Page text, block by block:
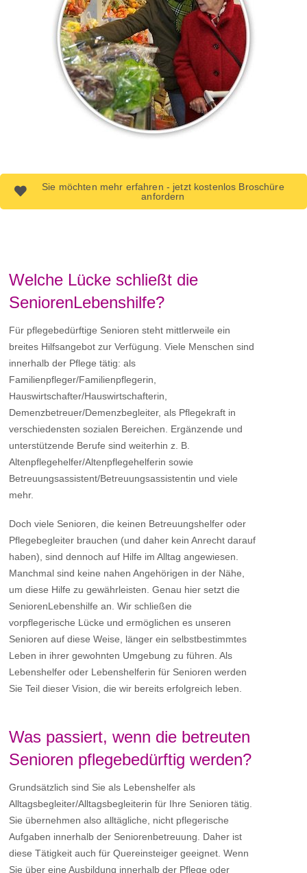
Sie möchten mehr erfahren - jetzt kostenlos Broschüre
anfordern
Welche Lücke schließt die
SeniorenLebenshilfe?
Für pflegebedürftige Senioren steht mittlerweile ein
breites Hilfsangebot zur Verfügung. Viele Menschen sind
innerhalb der Pflege tätig: als
Familienpfleger/Familienpflegerin,
Hauswirtschafter/Hauswirtschafterin,
Demenzbetreuer/Demenzbegleiter, als Pflegekraft in
verschiedensten sozialen Bereichen. Ergänzende und
unterstützende Berufe sind weiterhin z. B.
Altenpflegehelfer/Altenpflegehelferin sowie
Betreuungsassistent/Betreuungsassistentin und viele
mehr.
Doch viele Senioren, die keinen Betreuungshelfer oder
Pflegebegleiter brauchen (und daher kein Anrecht darauf
haben), sind dennoch auf Hilfe im Alltag angewiesen.
Manchmal sind keine nahen Angehörigen in der Nähe,
um diese Hilfe zu gewährleisten. Genau hier setzt die
SeniorenLebenshilfe an. Wir schließen die
vorpflegerische Lücke und ermöglichen es unseren
Senioren auf diese Weise, länger ein selbstbestimmtes
Leben in ihrer gewohnten Umgebung zu führen. Als
Lebenshelfer oder Lebenshelferin für Senioren werden
Sie Teil dieser Vision, die wir bereits erfolgreich leben.
Was passiert, wenn die betreuten
Senioren pflegebedürftig werden?
Grundsätzlich sind Sie als Lebenshelfer als
Alltagsbegleiter/Alltagsbegleiterin für Ihre Senioren tätig.
Sie übernehmen also alltägliche, nicht pflegerische
Aufgaben innerhalb der Seniorenbetreuung. Daher ist
diese Tätigkeit auch für Quereinsteiger geeignet. Wenn
Sie über eine Ausbildung innerhalb der Pflege oder